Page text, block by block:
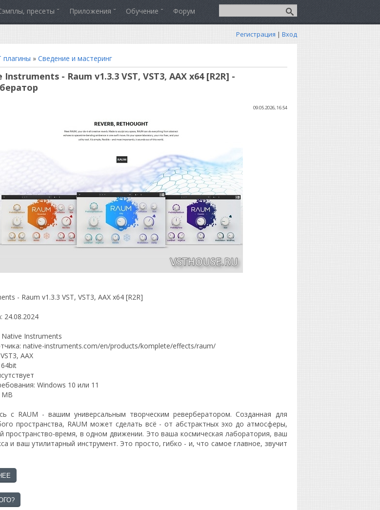
пресеты Приложения Обучение Форум
Регистрация | Вход
плагины » Сведение и мастеринг
Instruments - Raum v1.3.3 VST, VST3, AAX x64 [R2R] -
09.05.2026, 16:54
- Raum v1.3.3 VST, VST3, AAX x64 [R2R]
24.08.2024
Instruments
native-instruments.com/en/products/komplete/effects/raum/
AAX
Windows 10 или 11
MB
с RAUM - вашим универсальным творческим ревербератором. Созданная для
пространства, RAUM может сделать всё - от абстрактных эхо до атмосферы,
пространство-время, в одном движении. Это ваша космическая лаборатория, ваш
и ваш утилитарный инструмент. Это просто, гибко - и, что самое главное, звучит